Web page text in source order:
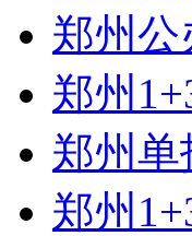
郑州公
郑州
郑州
郑州